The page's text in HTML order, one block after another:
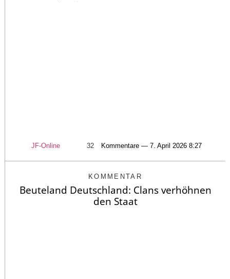
JF-Online 32 Kommentare — 7. April 2026 8:27
KOMMENTAR
Beuteland Deutschland: Clans verhöhnen
den Staat